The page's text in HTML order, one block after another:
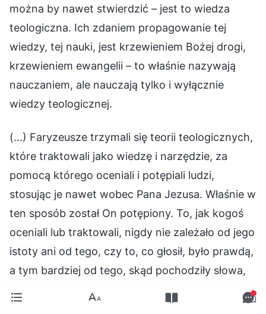
można by nawet stwierdzić – jest to wiedza
teologiczna. Ich zdaniem propagowanie tej
wiedzy, tej nauki, jest krzewieniem Bożej drogi,
krzewieniem ewangelii – to właśnie nazywają
nauczaniem, ale nauczają tylko i wyłącznie
wiedzy teologicznej.
(…) Faryzeusze trzymali się teorii teologicznych,
które traktowali jako wiedzę i narzędzie, za
pomocą którego oceniali i potępiali ludzi,
stosując je nawet wobec Pana Jezusa. Właśnie w
ten sposób został On potępiony. To, jak kogoś
oceniali lub traktowali, nigdy nie zależało od jego
istoty ani od tego, czy to, co głosił, było prawdą,
a tym bardziej od tego, skąd pochodziły słowa,